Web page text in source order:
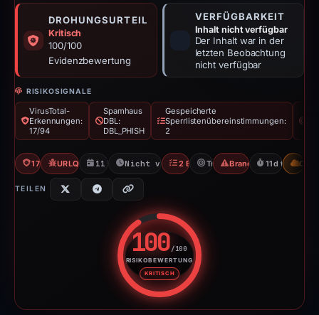
DROHUNGSURTEIL
Kritisch
100/100
Evidenzbewertung
VERFÜGBARKEIT
Inhalt nicht verfügbar
Der Inhalt war in der
letzten Beobachtung
nicht verfügbar
RISIKOSIGNALE
VirusTotal-
Erkennungen:
17/94
Spamhaus
DBL:
DBL_PHISH
Gespeicherte
Sperrlistenübereinstimmungen:
2
17/94 VTURLQuery: 2 detections
11.04.2026Nicht verfügbar seit 22.04.2026
2 Blocklists
TrezorBrand Impersonation
11d to CDN
TEILEN
100/100
RISIKOBEWERTUNG
KRITISCH
Risikobewertung: 100 von